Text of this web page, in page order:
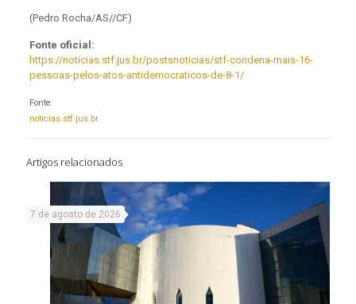
(Pedro Rocha/AS//CF)
Fonte oficial:
https://noticias.stf.jus.br/postsnoticias/stf-condena-mais-16-
pessoas-pelos-atos-antidemocraticos-de-8-1/
Fonte:
noticias.stf.jus.br
Artigos relacionados
7 de agosto de 2026